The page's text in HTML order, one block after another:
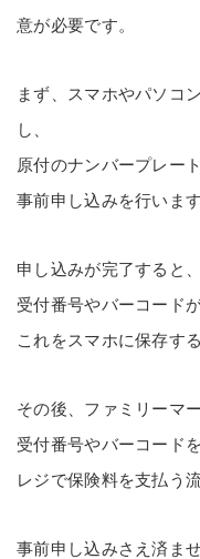
意が必要です。
まず、スマホやパソコ
し、
原付のナンバープレー
事前申し込みを行います
申し込みが完了すると、
受付番号やバーコード
これをスマホに保存す
その後、ファミリーマ
受付番号やバーコード
レジで保険料を支払う
事前申し込みさえ済ま